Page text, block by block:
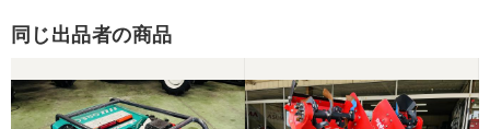
同じ出品者の商品